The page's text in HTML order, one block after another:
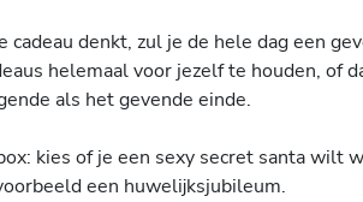
cadeau denkt, zul je de hele dag een
helemaal voor jezelf te houden, of
als het gevende einde.
kies of je een sexy secret santa wilt
een huwelijksjubileum.